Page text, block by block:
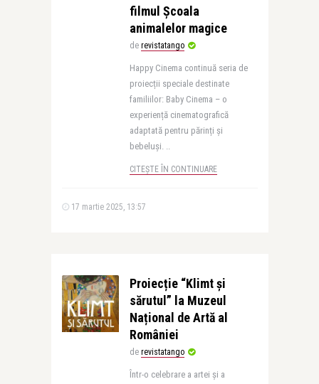
filmul Școala
animalelor magice
de revistatango
Happy Cinema continuă seria de
proiecții speciale destinate
familiilor: Baby Cinema – o
experiență cinematografică
adaptată pentru părinți și
bebeluși. ..
CITEȘTE ÎN CONTINUARE
17 martie 2025, 13:57
Proiecție “Klimt și
sărutul” la Muzeul
Național de Artă al
României
de revistatango
Într-o celebrare a artei și a